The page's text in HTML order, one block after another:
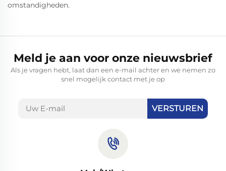
omstandigheden.
Meld je aan voor onze nieuwsbrief
Als je vragen hebt, laat dan een e-mail achter en we nemen zo
snel mogelijk contact met je op
VERSTUREN